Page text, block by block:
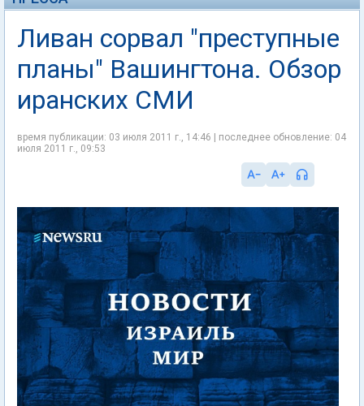
Ливан сорвал "преступные
планы" Вашингтона. Обзор
иранских СМИ
время публикации: 03 июля 2011 г., 14:46 | последнее обновление: 04
июля 2011 г., 09:53